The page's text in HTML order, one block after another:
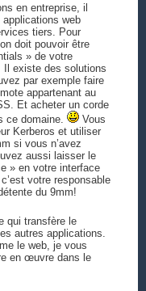
en entreprise, il
web
tiers. Pour
doit pouvoir être
» de votre
Il existe des solutions
par exemple faire
appartenant au
Et acheter un corde
ce domaine.
Vous
Kerberos et utiliser
si vous n’avez
aussi laisser le
» en votre interface
votre responsable
du 9mm!
qui transfère le
autres applications.
le web, je vous
en œuvre dans le